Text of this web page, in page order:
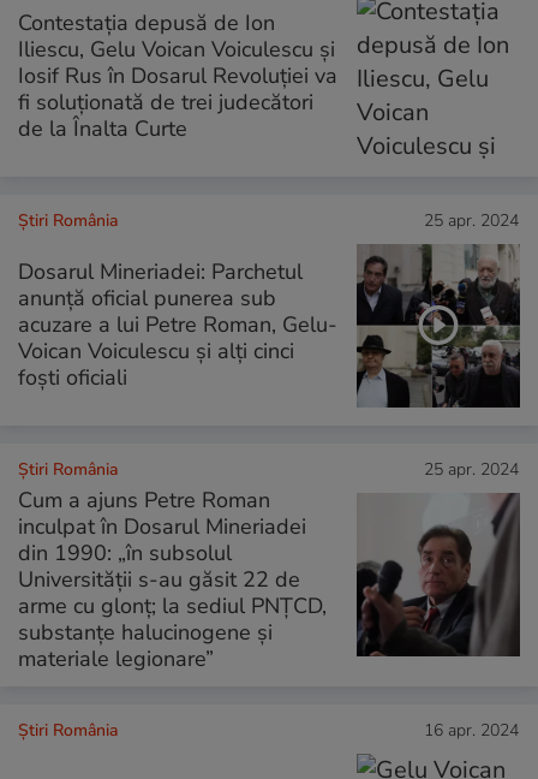
Contestaţia depusă de Ion
Iliescu, Gelu Voican Voiculescu și
Iosif Rus în Dosarul Revoluției va
fi soluționată de trei judecători
de la Înalta Curte
Știri România 25 apr. 2024
Dosarul Mineriadei: Parchetul
anunță oficial punerea sub
acuzare a lui Petre Roman, Gelu-
Voican Voiculescu și alți cinci
foști oficiali
Știri România 25 apr. 2024
Cum a ajuns Petre Roman
inculpat în Dosarul Mineriadei
din 1990: „în subsolul
Universității s-au găsit 22 de
arme cu glonț; la sediul PNȚCD,
substanțe halucinogene și
materiale legionare”
Știri România 16 apr. 2024